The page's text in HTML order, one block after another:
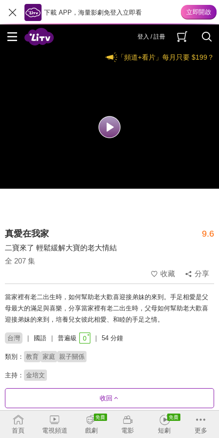
下載 APP，海量影劇免登入立即看
登入 / 註冊
「頻道+看片」每月只要 $199？
真愛在我家 9.6
二寶來了 輕鬆緩解大寶的老大情結
全 207 集
收藏
分享
當家裡有老二出生時，如何幫助老大歡喜迎接弟妹的來到。手足相愛是父
母最大的滿足與喜樂，分享當家裡有老二出生時，父母如何幫助老大歡喜
迎接弟妹的來到，培養兒女彼此相愛、和睦的手足之情。
台灣 國語 普遍級 54 分鐘
類別： 教育 家庭 親子關係
主持： 金培文
收回
劇集列表 反序
首頁 電視頻道 戲劇 電影 短劇 更多